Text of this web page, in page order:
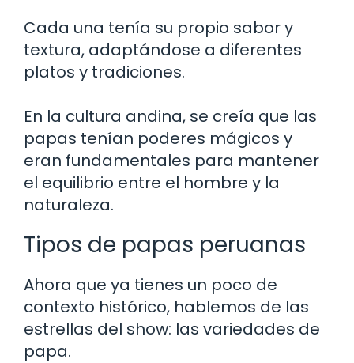
Cada una tenía su propio sabor y
textura, adaptándose a diferentes
platos y tradiciones.
En la cultura andina, se creía que las
papas tenían poderes mágicos y
eran fundamentales para mantener
el equilibrio entre el hombre y la
naturaleza.
Tipos de papas peruanas
Ahora que ya tienes un poco de
contexto histórico, hablemos de las
estrellas del show: las variedades de
papa.